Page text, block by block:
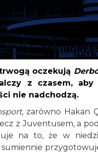
oczekują
z czasem, aby
nie nadchodzą.
, zarówno Hakan
z Juventusem, a
na to, że w